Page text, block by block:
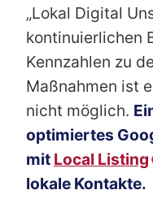
„Lokal Digital
kontinuierlichen
Kennzahlen zu
Maßnahmen ist
nicht möglich.
optimiertes
mit Local Listing
lokale Kontakte.